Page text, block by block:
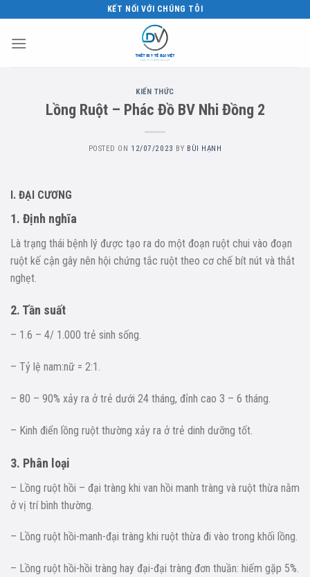
content
KẾT NỐI VỚI CHÚNG TÔI
KIẾN THỨC
Lồng Ruột – Phác Đồ BV Nhi Đồng 2
POSTED ON 12/07/2023 BY BÙI HẠNH
I. ĐẠI CƯƠNG
1. Định nghĩa
Là trạng thái bệnh lý được tạo ra do một đoạn ruột chui vào đoạn
ruột kế cận gây nên hội chứng tắc ruột theo cơ chế bít nút và thắt
nghẹt.
2. Tần suất
– 1.6 – 4/ 1.000 trẻ sinh sống.
– Tỷ lệ nam:nữ = 2:1.
– 80 – 90% xảy ra ở trẻ dưới 24 tháng, đỉnh cao 3 – 6 tháng.
– Kinh điển lồng ruột thường xảy ra ở trẻ dinh dưỡng tốt.
3. Phân loại
– Lồng ruột hồi – đại tràng khi van hồi manh tràng và ruột thừa nằm
ở vị trí bình thường.
– Lồng ruột hồi-manh-đại tràng khi ruột thừa đi vào trong khối lồng.
– Lồng ruột hồi-hồi tràng hay đại-đại tràng đơn thuần: hiếm gặp 5%.